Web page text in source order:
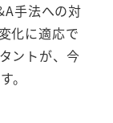
手法への対
化に適応で
ントが、今
。